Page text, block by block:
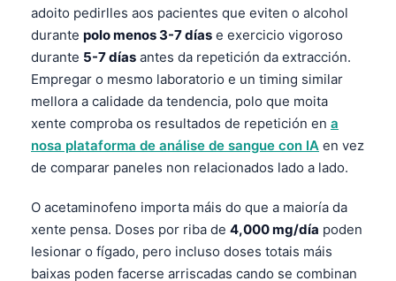
adoito pedirlles aos pacientes que eviten o alcohol
durante polo menos 3-7 días e exercicio vigoroso
durante 5-7 días antes da repetición da extracción.
Empregar o mesmo laboratorio e un timing similar
mellora a calidade da tendencia, polo que moita
xente comproba os resultados de repetición en a
nosa plataforma de análise de sangue con IA en vez
de comparar paneles non relacionados lado a lado.
O acetaminofeno importa máis do que a maioría da
xente pensa. Doses por riba de 4,000 mg/día poden
lesionar o fígado, pero incluso doses totais máis
baixas poden facerse arriscadas cando se combinan